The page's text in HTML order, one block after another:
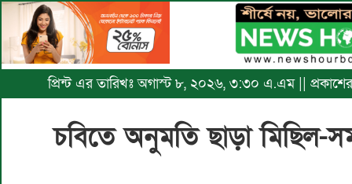
প্রিন্ট এর তারিখঃ অগাস্ট ৮, ২০২৬, ৩:৩০ এ.এম ||
চবিতে অনুমতি ছাড়া মিছিল-